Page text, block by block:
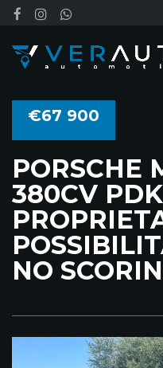
€67 900
PORSCHE
380CV
NO